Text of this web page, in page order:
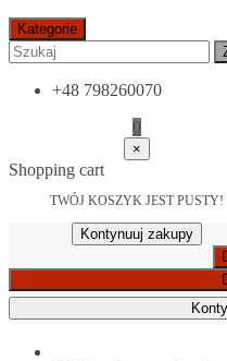
Kategorie
+48 798260070
0
×
Shopping cart
TWÓJ KOSZYK JEST PUSTY!
Kontynuuj zakupy